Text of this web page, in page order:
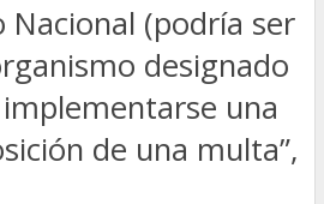
(podría ser
designado
una
de una multa”,